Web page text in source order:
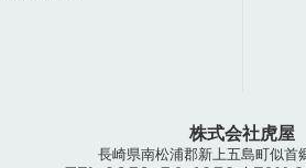
株式会社虎屋
長崎県南松浦郡新上五島町似首